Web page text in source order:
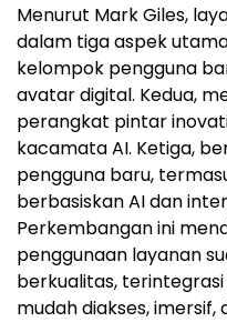
Menurut Mark Giles,
dalam tiga aspek
kelompok pengguna
avatar digital. Kedua,
perangkat pintar
kacamata AI. Ketiga,
pengguna baru,
berbasiskan AI dan
Perkembangan ini
penggunaan layanan
berkualitas,
mudah diakses, imersif,